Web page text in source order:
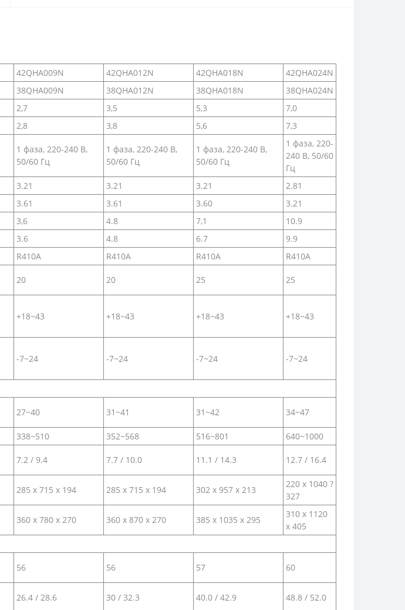
42QHA009N 42QHA012N 42QHA018N
42QHA024N
38QHA009N 38QHA012N 38QHA018N
38QHA024N
2,7 3,5 5,3
7,0
2,8 3,8 5,6 7,3
1 фаза, 220-240 В,
50/60 Гц
1 фаза, 220-240 В,
50/60 Гц
1 фаза, 220-240 В,
50/60 Гц
1 фаза, 220-
240 В, 50/60
Гц
3.21 3.21 3.21
2.81
3.61 3.61 3.60
3.21
3,6 4.8 7,1
10.9
3.6 4.8 6.7
9.9
R410A R410A R410A
R410A
20 20 25 25
+18~43 +18~43 +18~43 +18~43
-7~24 -7~24 -7~24 -7~24
27~40 31~41 31~42 34~47
338~510 352~568 516~801
640~1000
7.2 / 9.4 7.7 / 10.0 11.1 / 14.3 12.7 / 16.4
285 х 715 x 194 285 х 715 x 194 302 х 957 x 213
220 х 1040 ?
327
360 х 780 x 270 360 х 870 x 270 385 х 1035 x 295
310 х 1120
x 405
56 56 57 60
26.4 / 28.6 30 / 32.3 40.0 / 42.9 48.8 / 52.0